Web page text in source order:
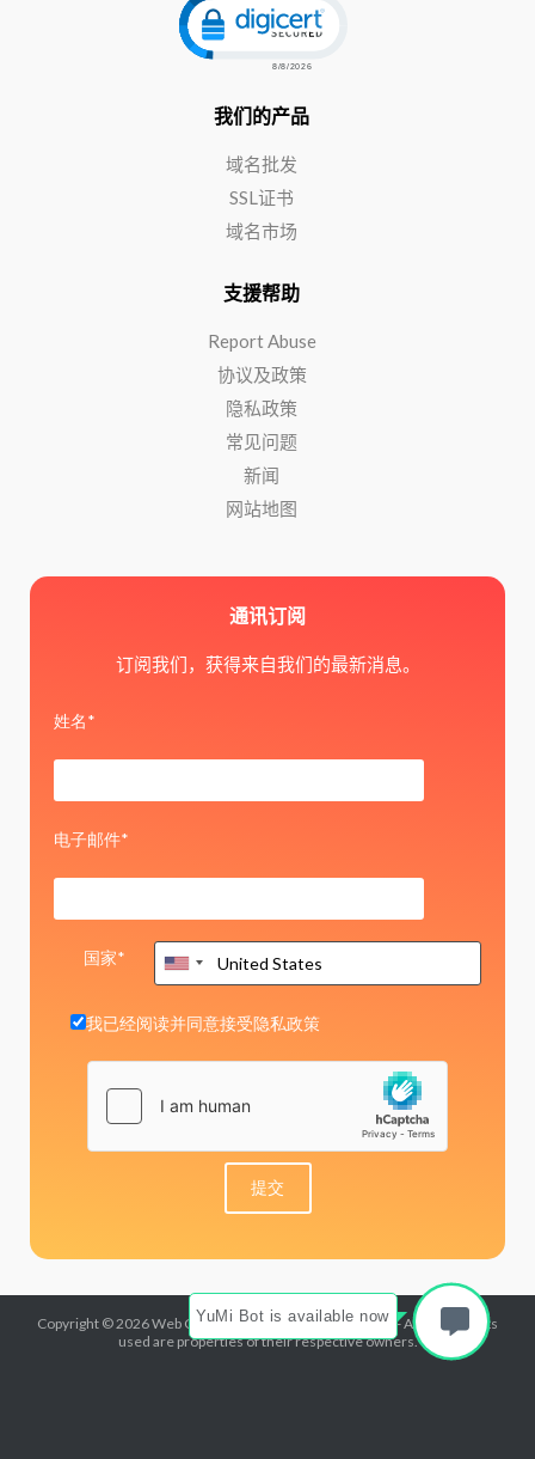
我们的产品
域名批发
SSL证书
域名市场
支援帮助
Report Abuse
协议及政策
隐私政策
常见问题
新闻
网站地图
通讯订阅
订阅我们，获得来自我们的最新消息。
姓名*
电子邮件*
国家*
我已经阅读并同意接受隐私政策
Copyright © 2026 Web Commerce Communications Ltd - All trademarks
used are properties of their respective owners.
YuMi Bot is available now